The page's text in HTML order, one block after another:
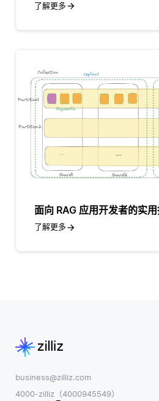
了解更多
面向 RAG 应用开发者的实
了解更多
business@zilliz.com
4000-zilliz（4000945549）